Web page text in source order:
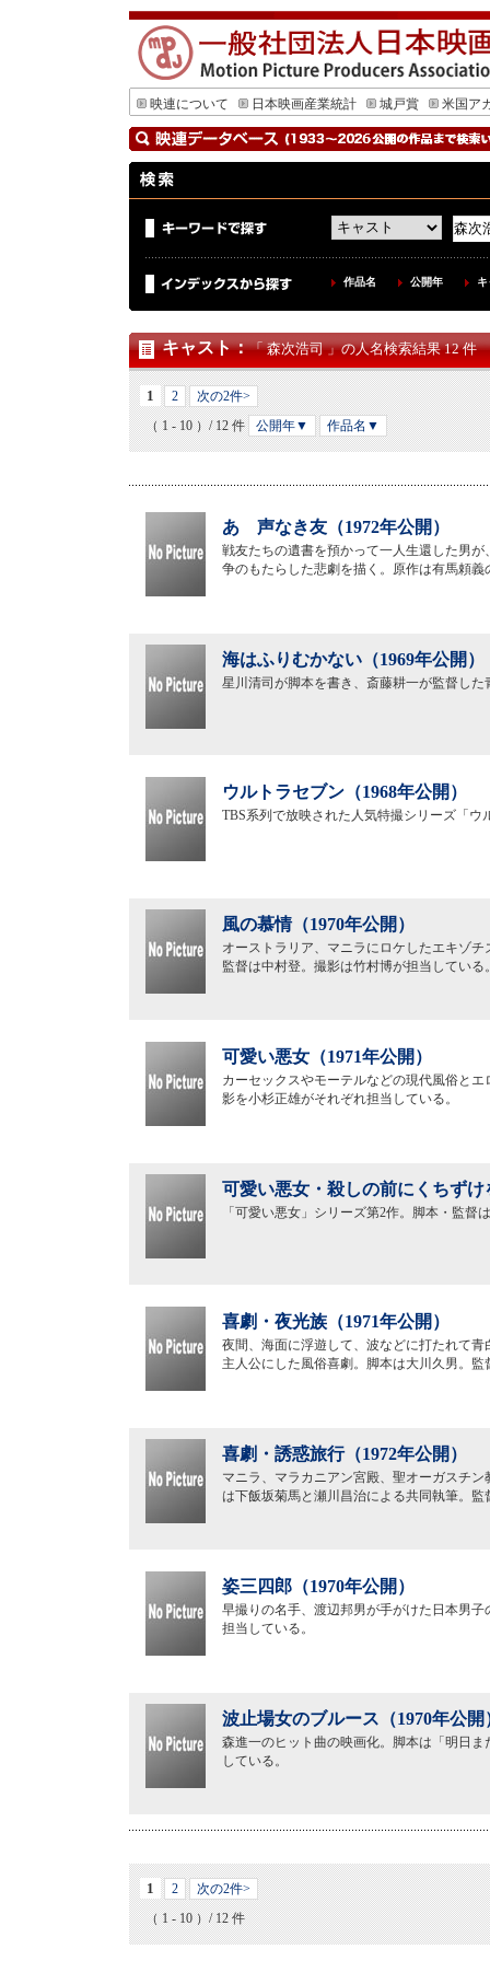
映連について 日本映画産業統計 城戸賞 米国ア
作品名 公開年
キャスト：「 森次浩司 」の人名検索結果 12 件
1 2
次の2件>
（ 1 - 10 ）/ 12 件
公開年▼ 作品名▼
あゝ声なき友（1972年公開）
戦友たちの遺書を預かって一人生還した男
争のもたらした悲劇を描く。原作は有馬頼
海はふりむかない（1969年公開）
星川清司が脚本を書き、斎藤耕一が監督し
ウルトラセブン（1968年公開）
TBS系列で放映された人気特撮シリーズ「
風の慕情（1970年公開）
オーストラリア、マニラにロケしたエキゾ
監督は中村登。撮影は竹村博が担当している
可愛い悪女（1971年公開）
カーセックスやモーテルなどの現代風俗と
影を小杉正雄がそれぞれ担当している。
可愛い悪女・殺しの前にくちずけ
「可愛い悪女」シリーズ第2作。脚本・監
喜劇・夜光族（1971年公開）
夜間、海面に浮遊して、波などに打たれて
主人公にした風俗喜劇。脚本は大川久男。
喜劇・誘惑旅行（1972年公開）
マニラ、マラカニアン宮殿、聖オーガスチ
は下飯坂菊馬と瀬川昌治による共同執筆。
姿三四郎（1970年公開）
早撮りの名手、渡辺邦男が手がけた日本男
担当している。
波止場女のブルース（1970年公開
森進一のヒット曲の映画化。脚本は「明日
している。
1 2
次の2件>
（ 1 - 10 ）/ 12 件